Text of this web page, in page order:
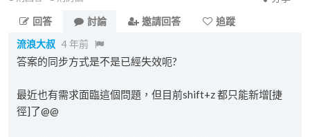
回答
討論 邀請回答
追蹤
流浪大叔 4 年前
答案的同步方式是不是已經失效呃?
最近也有需求面臨這個問題，但目前shift+z 都只能新增[捷
徑]了@@